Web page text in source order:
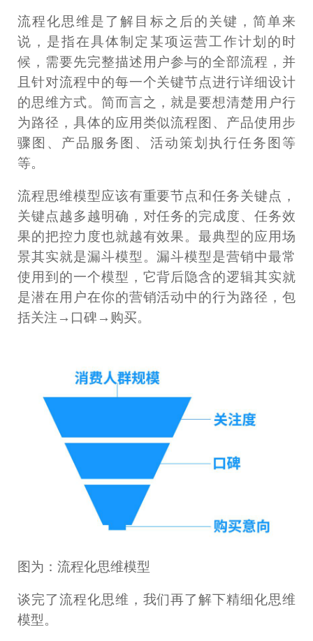
流程化思维是了解目标之后的关键，简单来
说，是指在具体制定某项运营工作计划的时
候，需要先完整描述用户参与的全部流程，并
且针对流程中的每一个关键节点进行详细设计
的思维方式。简而言之，就是要想清楚用户行
为路径，具体的应用类似流程图、产品使用步
骤图、产品服务图、活动策划执行任务图等
等。
流程思维模型应该有重要节点和任务关键点，
关键点越多越明确，对任务的完成度、任务效
果的把控力度也就越有效果。最典型的应用场
景其实就是漏斗模型。漏斗模型是营销中最常
使用到的一个模型，它背后隐含的逻辑其实就
是潜在用户在你的营销活动中的行为路径，包
括关注→口碑→购买。
图为：流程化思维模型
谈完了流程化思维，我们再了解下精细化思维
模型。